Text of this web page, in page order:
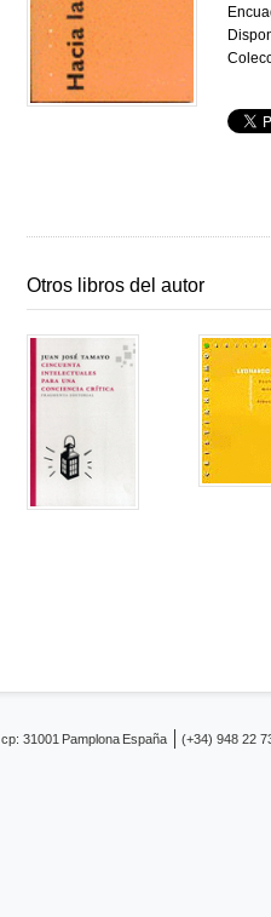
Otros libros del autor
cp: 31001 Pamplona España (+34) 948 22